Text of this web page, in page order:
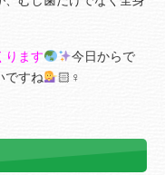
ります
今日からで
ですね
🏻‍♀️